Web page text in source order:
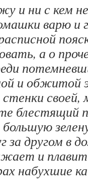
и ни с кем
варю и
а о
и обжитой
своей,
блестящий
за другом в
и
набухшие